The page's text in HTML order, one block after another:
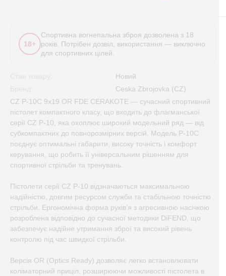
18+
Спортивна вогнепальна зброя дозволена з 18
років. Потрібен дозвіл, використання — виключно
для спортивних цілей.
Новий
Ceska Zbrojovka (CZ)
CZ P-10C 9x19 OR FDE CERAKOTE — сучасний спортивний
пістолет компактного класу, що входить до флагманської
серії CZ P-10, яка охоплює широкий модельний ряд — від
субкомпактних до повнорозмірних версій. Модель P-10C
поєднує оптимальні габарити, високу точність і комфорт
керування, що робить її універсальним рішенням для
спортивної стрільби та тренувань.
Пістолети серії CZ P-10 відзначаються максимальною
надійністю, довгим ресурсом служби та стабільною точністю
стрільби. Ергономічна форма руків’я з агресивною насічкою
розроблена відповідно до сучасної методики DiFEND, що
забезпечує надійне утримання зброї та високий рівень
контролю під час швидкої стрільби.
Версія OR (Optics Ready) дозволяє легко встановлювати
коліматорний приціл, розширюючи можливості пістолета в